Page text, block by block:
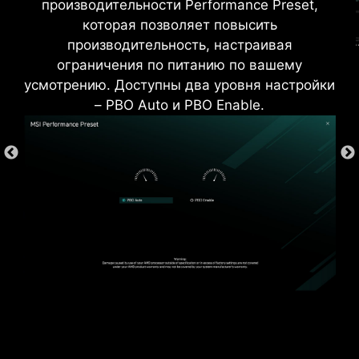
производительности Performance Preset,
которая позволяет повысить
производительность, настраивая
ограничения по питанию по вашему
усмотрению. Доступны два уровня настройки
– PBO Auto и PBO Enable.
*Поддерживает версии BIOS, выпущенные после
электромагнитных помех.
Точную информацию ищите на страницах